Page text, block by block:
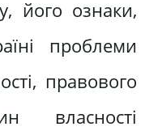
його ознаки,
проблеми
правового
власності